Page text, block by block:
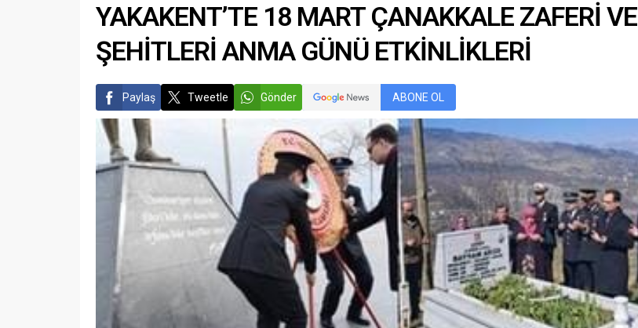
YAKAKENT’TE 18 MART ÇANAKKALE ZAFERİ VE
ŞEHİTLERİ ANMA GÜNÜ ETKİNLİKLERİ
Paylaş Tweetle Gönder ABONE OL